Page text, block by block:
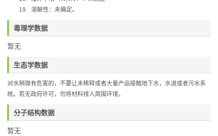
19. 溶解性：未确定。
毒理学数据
暂无
生态学数据
对水稍微有危害的，不要让未稀释或者大量产品接触地下水，水道或者污水系
统。若无政府许可，勿将材料排入周围环境。
分子结构数据
暂无